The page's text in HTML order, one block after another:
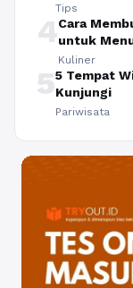
Tips
4Cara
untuk
Kuliner
55 Tempat
Kunjungi
Pariwisata